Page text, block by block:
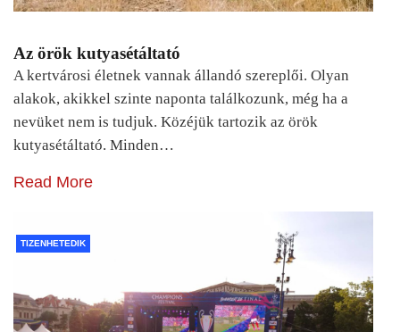
Az örök kutyasétáltató
A kertvárosi életnek vannak állandó szereplői. Olyan
alakok, akikkel szinte naponta találkozunk, még ha a
nevüket nem is tudjuk. Közéjük tartozik az örök
kutyasétáltató. Minden…
Read More
TIZENHETEDIK